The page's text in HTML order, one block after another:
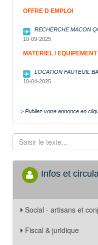
OFFRE D EMPLOI
RECHERCHE MACON
10-09-2025
MATERIEL / EQUIPEMENT
LOCATION FAUTEUIL
10-04-2025
> Publiez votre annonce en
Infos et
Social - artisans et
Fiscal & juridique